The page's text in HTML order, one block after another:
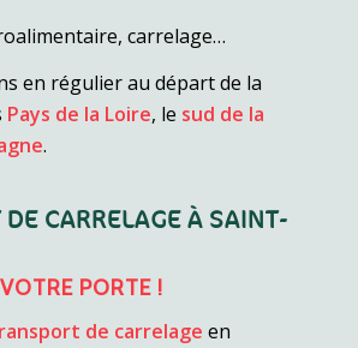
carrelage…
en régulier au départ de la
Pays de la Loire, le sud de la
.
CARRELAGE À SAINT-
PORTE !
de carrelage en